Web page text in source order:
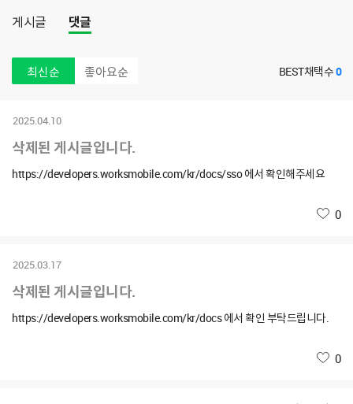
게시글 댓글
최신순 좋아요순 BEST채택수0
삭제된 게시글입니다.
https://developers.worksmobile.com/kr/docs/sso 에서 확인해주세요
2025.04.10
좋아요
0
삭제된 게시글입니다.
https://developers.worksmobile.com/kr/docs 에서 확인 부탁드립니다.
2025.03.17
좋아요
0